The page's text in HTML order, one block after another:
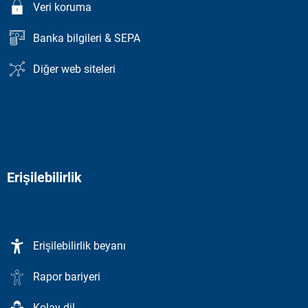
Veri koruma
Banka bilgileri & SEPA
Diğer web siteleri
Erişilebilirlik
Erişilebilirlik beyanı
Rapor bariyeri